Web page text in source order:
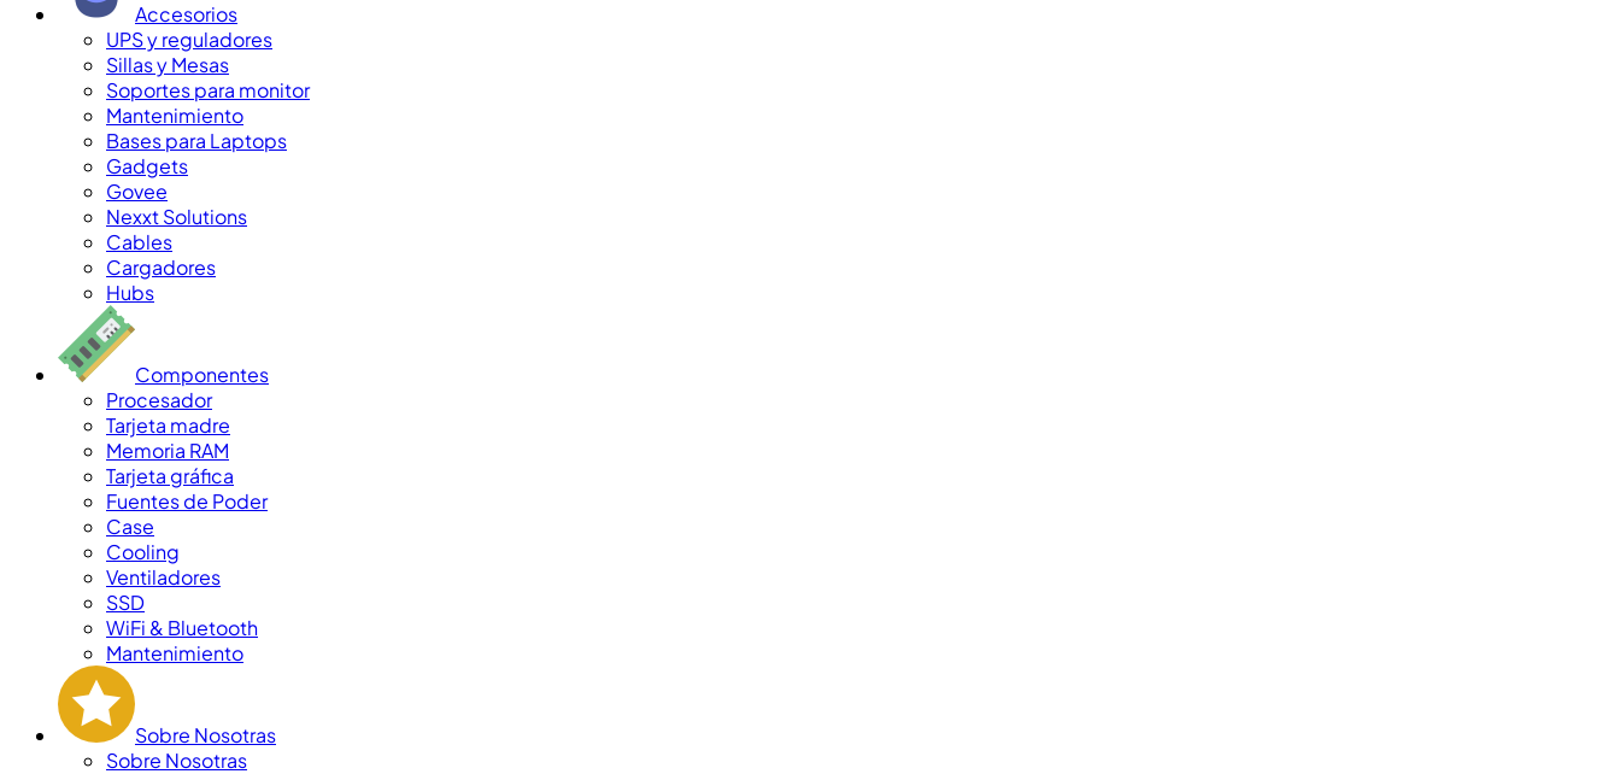
Accesorios
UPS y reguladores
Sillas y Mesas
Soportes para monitor
Mantenimiento
Bases para Laptops
Gadgets
Govee
Nexxt Solutions
Cables
Cargadores
Hubs
Componentes
Procesador
Tarjeta madre
Memoria RAM
Tarjeta gráfica
Fuentes de Poder
Case
Cooling
Ventiladores
SSD
WiFi & Bluetooth
Mantenimiento
Sobre Nosotras
Sobre Nosotras